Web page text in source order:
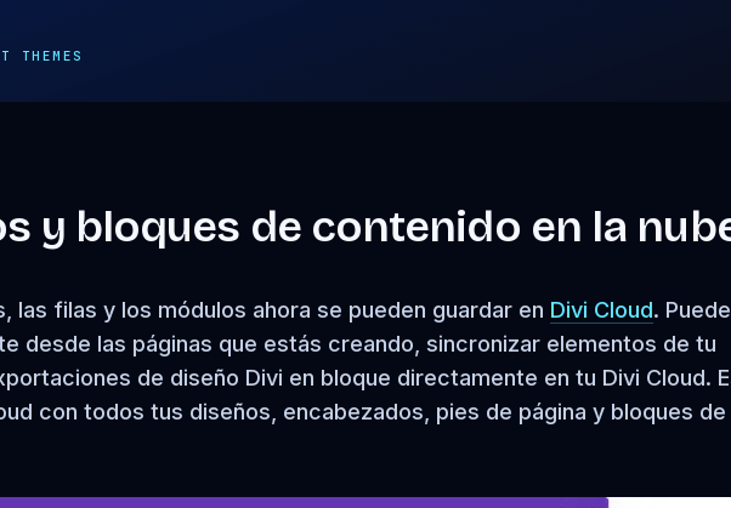
THEMES
y bloques de contenido en la
las filas y los módulos ahora se pueden guardar en Divi Cloud.
desde las páginas que estás creando, sincronizar elementos de tu
de diseño Divi en bloque directamente en tu Divi Cloud.
con todos tus diseños, encabezados, pies de página y bloques de